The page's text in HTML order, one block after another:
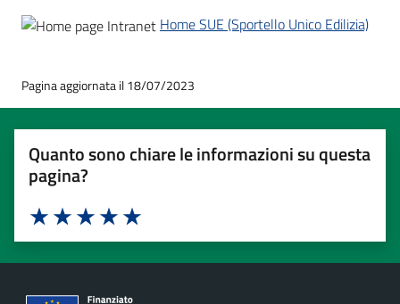
Home SUE (Sportello Unico Edilizia)
Pagina aggiornata il 18/07/2023
Quanto sono chiare le informazioni su questa
pagina?
Valuta 5 stelle su 5
Valuta 4 stelle su 5
Valuta 3 stelle su 5
Valuta 2 stelle su 5
Valuta 1 stelle su 5